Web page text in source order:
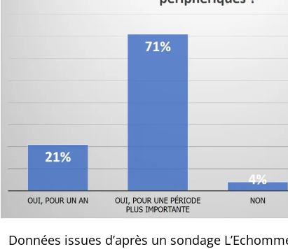
Données issues d’après un sondage